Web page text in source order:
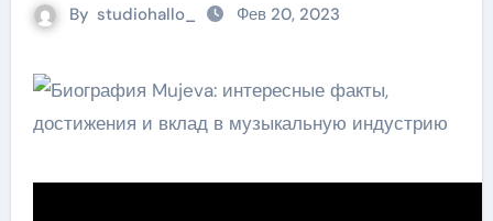
By studiohallo_ Фев 20, 2023